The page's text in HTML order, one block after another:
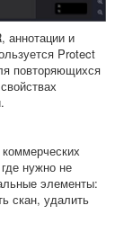
аннотации и
Protect
повторяющихся
нужно не
элементы:
скан, удалить